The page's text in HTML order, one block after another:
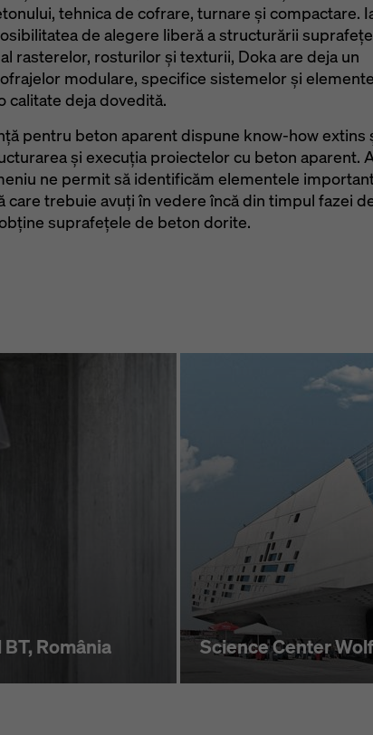
tehnica de cofrare, turnare şi compactare.
de alegere liberă a structurării
rasterelor, rosturilor şi texturii, Doka are deja un
modulare, specifice sistemelor şi
calitate deja dovedită.
pentru beton aparent dispune know-how extins
şi execuţia proiectelor cu beton aparent.
ne permit să identificăm elementele
care trebuie avuţi în vedere încă din timpul fazei
suprafeţele de beton dorite.
România Science Center